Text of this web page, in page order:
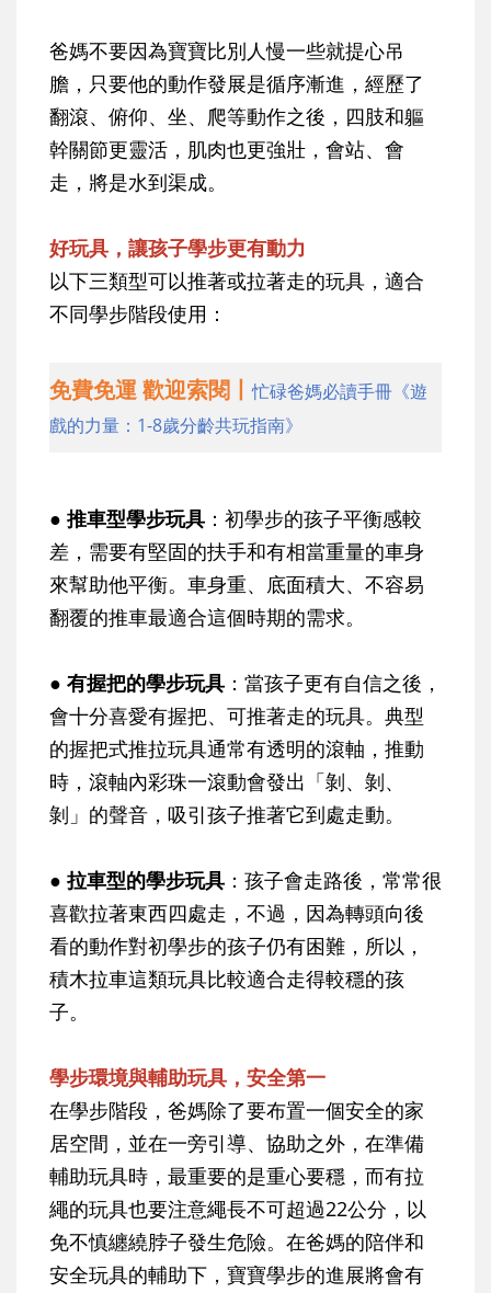
爸媽不要因為寶寶比別人慢一些就提心吊
膽，只要他的動作發展是循序漸進，經歷了
翻滾、俯仰、坐、爬等動作之後，四肢和軀
幹關節更靈活，肌肉也更強壯，會站、會
走，將是水到渠成。
好玩具，讓孩子學步更有動力
以下三類型可以推著或拉著走的玩具，適合
不同學步階段使用：
免費免運 歡迎索閱丨忙碌爸媽必讀手冊《遊
戲的力量：1-8歲分齡共玩指南》
● 推車型學步玩具 ：初學步的孩子平衡感較
差，需要有堅固的扶手和有相當重量的車身
來幫助他平衡。車身重、底面積大、不容易
翻覆的推車最適合這個時期的需求。
● 有握把的學步玩具 ：當孩子更有自信之後，
會十分喜愛有握把、可推著走的玩具。典型
的握把式推拉玩具通常有透明的滾軸，推動
時，滾軸內彩珠一滾動會發出「剝、剝、
剝」的聲音，吸引孩子推著它到處走動。
● 拉車型的學步玩具 ：孩子會走路後，常常很
喜歡拉著東西四處走，不過，因為轉頭向後
看的動作對初學步的孩子仍有困難，所以，
積木拉車這類玩具比較適合走得較穩的孩
子。
學步環境與輔助玩具，安全第一
在學步階段，爸媽除了要布置一個安全的家
居空間，並在一旁引導、協助之外，在準備
輔助玩具時，最重要的是重心要穩，而有拉
繩的玩具也要注意繩長不可超過22公分，以
免不慎纏繞脖子發生危險。在爸媽的陪伴和
安全玩具的輔助下，寶寶學步的進展將會有